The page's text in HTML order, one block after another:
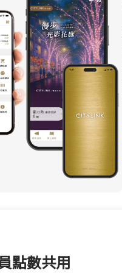
點數共用